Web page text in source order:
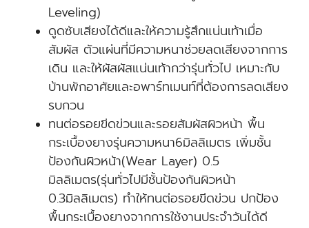
Leveling)
ดูดซับเสียงได้ดีและให้ความรู้สึกแน่นเท้าเมื่อ
สัมผัส ตัวแผ่นที่มีความหนาช่วยลดเสียงจากการ
เดิน และให้ผัสผัสแน่นเท้ากว่ารุ่นทั่วไป เหมาะกับ
บ้านพักอาศัยและอพาร์ทเมนท์ที่ต้องการลดเสียง
รบกวน
ทนต่อรอยขีดข่วนและรอยสัมผัสผิวหน้า พื้น
กระเบื้องยางรุ่นความหนา6มิลลิเมตร เพิ่มชั้น
ป้องกันผิวหน้า(Wear Layer) 0.5
มิลลิเมตร(รุ่นทั่วไปมีชั้นป้องกันผิวหน้า
0.3มิลลิเมตร) ทำให้ทนต่อรอยขีดข่วน ปกป้อง
พื้นกระเบื้องยางจากการใช้งานประจำวันได้ดี